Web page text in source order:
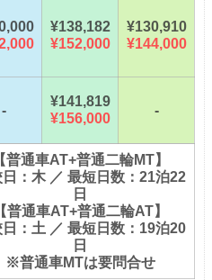
¥138,182
¥152,000
¥130,910
¥144,000
-
¥141,819
¥156,000
-
【普通車AT+普通二輪MT】
日：木 ／ 最短日数：21泊22
日
【普通車AT+普通二輪AT】
日：土 ／ 最短日数：19泊20
日
※普通車MTは要問合せ